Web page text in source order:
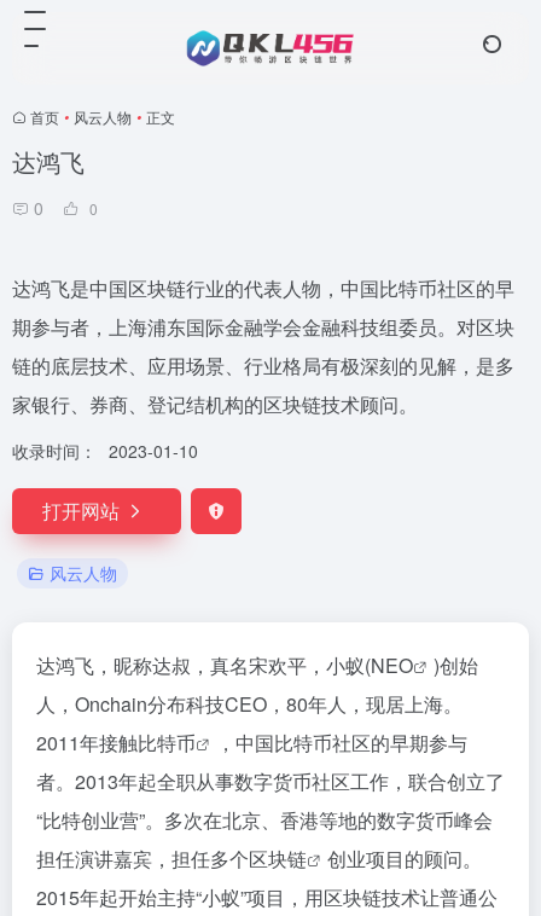
首页 • 风云人物 • 正文
达鸿飞
0 0
达鸿飞是中国区块链行业的代表人物，中国比特币社区的早
期参与者，上海浦东国际金融学会金融科技组委员。对区块
链的底层技术、应用场景、行业格局有极深刻的见解，是多
家银行、券商、登记结机构的区块链技术顾问。
收录时间： 2023-01-10
打开网站
风云人物
达鸿飞，昵称达叔，真名宋欢平，小蚁(NEO
)创始
人，Onchain分布科技CEO，80年人，现居上海。
2011年接触比特币
，中国比特币社区的早期参与
者。2013年起全职从事数字货币社区工作，联合创立了
“比特创业营”。多次在北京、香港等地的数字货币峰会
担任演讲嘉宾，担任多个区块链
创业项目的顾问。
2015年起开始主持“小蚁”项目，用区块链技术让普通公